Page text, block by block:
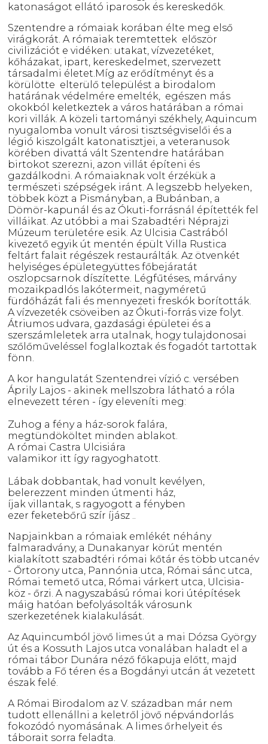
katonaságot ellátó iparosok és kereskedők.
A kor hangulatát Szentendrei vízió c. versében
Áprily Lajos - akinek mellszobra látható a róla
elnevezett téren - így eleveníti meg:
Zuhog a fény a ház-sorok falára,
megtündököltet minden ablakot.
A római Castra Ulcisiára
valamikor itt így ragyoghatott.
Lábak dobbantak, had vonult kevélyen,
belerezzent minden útmenti ház,
íjak villantak, s ragyogott a fényben
ezer feketebőrű szír íjász ..
Az Aquincumból jövő limes út a mai Dózsa György
út és a Kossuth Lajos utca vonalában haladt el a
római tábor Dunára néző főkapuja előtt, majd
tovább a Fő téren és a Bogdányi utcán át vezetett
észak felé.
A Római Birodalom az V. században már nem
tudott ellenállni a keletről jövő népvándorlás
fokozódó nyomásának. A limes őrhelyeit és
táborait sorra feladta.
Szentendre a rómaiak korában élte meg első
virágkorát. A rómaiak teremtettek először
civilizációt e vidéken: utakat, vízvezetéket,
kőházakat, ipart, kereskedelmet, szervezett
társadalmi életet.Míg az erődítményt és a
körülötte elterülő települést a birodalom
határának védelmére emelték, egészen más
okokból keletkeztek a város határában a római
kori villák. A közeli tartományi székhely, Aquincum
nyugalomba vonult városi tisztségviselői és a
légió kiszolgált katonatisztjei, a veteranusok
körében divattá vált Szentendre határában
birtokot szerezni, azon villát építeni és
gazdálkodni. A rómaiaknak volt érzékük a
természeti szépségek iránt. A legszebb helyeken,
többek közt a Pismányban, a Bubánban, a
Dömör-kapunál és az Ókuti-forrásnál építették fel
villáikat. Az utóbbi a mai Szabadtéri Néprajzi
Múzeum területére esik. Az Ulcisia Castrából
kivezető egyik út mentén épült Villa Rustica
feltárt falait régészek restaurálták. Az ötvenkét
helyiséges épületegyüttes főbejáratát
oszlopcsarnok díszítette. Légfűtéses, márvány
mozaikpadlós lakótermeit, nagyméretű
fürdőházát fali és mennyezeti freskók borították.
A vízvezeték csöveiben az Ókuti-forrás vize folyt.
Átriumos udvara, gazdasági épületei és a
szerszámleletek arra utalnak, hogy tulajdonosai
szőlőműveléssel foglalkoztak és fogadót tartottak
fönn.
Napjainkban a rómaiak emlékét néhány
falmaradvány, a Dunakanyar körút mentén
kialakított szabadtéri római kőtár és több utcanév
- Őrtorony utca, Pannónia utca, Római sánc utca,
Római temető utca, Római várkert utca, Ulcisia-
köz - őrzi. A nagyszabású római kori útépítések
máig hatóan befolyásolták városunk
szerkezetének kialakulását.